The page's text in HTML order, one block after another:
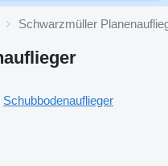
Schwarzmüller
Schubbodenauflieger